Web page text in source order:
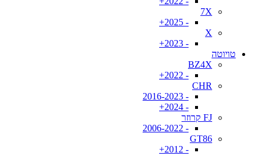
7X
- 2025+
X
- 2023+
טויוטה
BZ4X
- 2022+
CHR
- 2016-2023
- 2024+
FJ קרוזר
- 2006-2022
GT86
- 2012+